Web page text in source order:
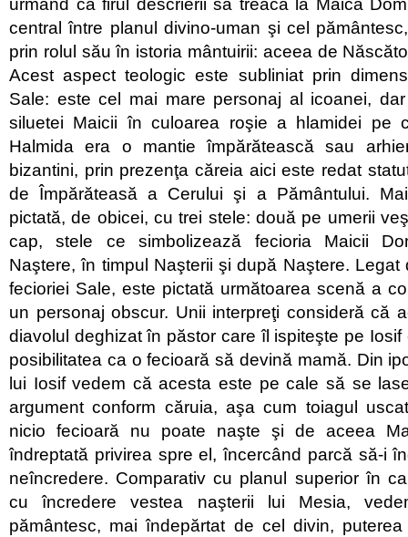
central între planul divino-uman şi cel
prin rolul său în istoria mântuirii: aceea de
Acest aspect teologic este subliniat prin
Sale: este cel mai mare personaj al icoanei,
siluetei Maicii în culoarea roşie a hlamidei pe
Halmida era o mantie împărătească sau
bizantini, prin prezenţa căreia aici este redat
de Împărăteasă a Cerului şi a Pământului.
pictată, de obicei, cu trei stele: două pe umerii
cap, stele ce simbolizează fecioria Maicii
Naştere, în timpul Naşterii şi după Naştere.
fecioriei Sale, este pictată următoarea scenă a
un personaj obscur. Unii interpreţi consideră că
diavolul deghizat în păstor care îl ispiteşte pe
posibilitatea ca o fecioară să devină mamă. Din
lui Iosif vedem că acesta este pe cale să se
argument conform căruia, aşa cum toiagul
nicio fecioară nu poate naşte şi de aceea
îndreptată privirea spre el, încercând parcă să-i
neîncredere. Comparativ cu planul superior în
cu încredere vestea naşterii lui Mesia,
pământesc, mai îndepărtat de cel divin,